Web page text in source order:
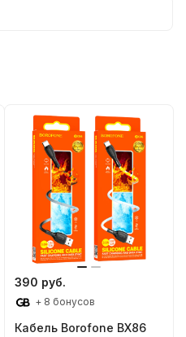
390 руб.
+ 8 бонусов
Кабель Borofone BX86